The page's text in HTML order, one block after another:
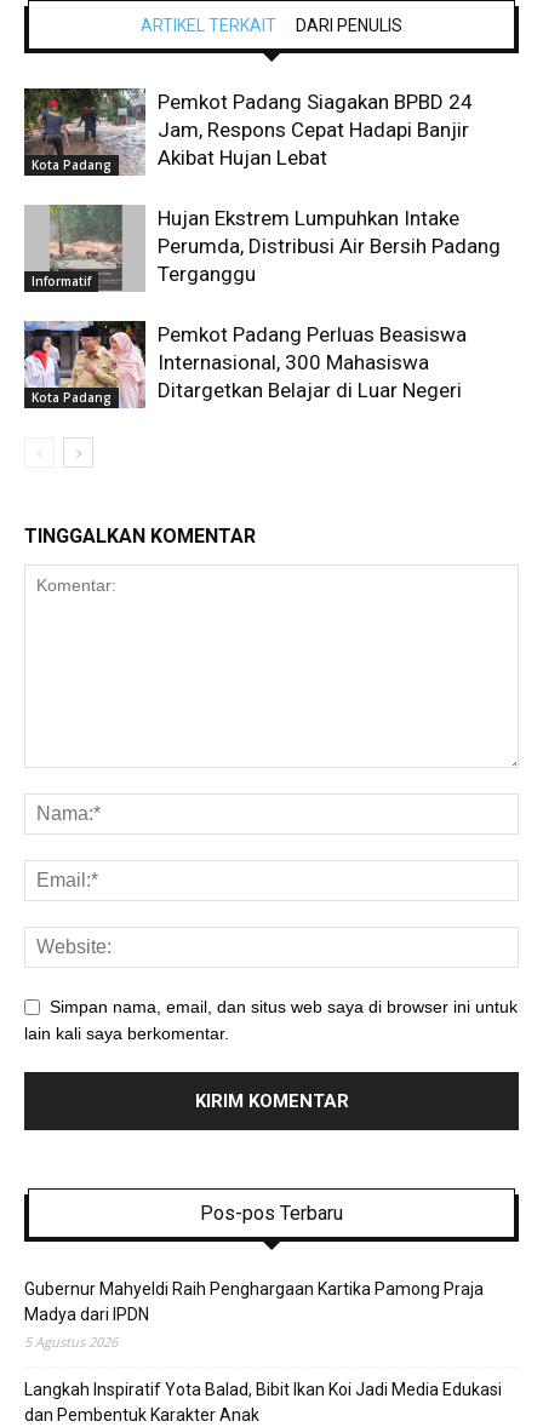
ARTIKEL TERKAIT DARI PENULIS
Kota Padang
Pemkot Padang Siagakan BPBD 24
Jam, Respons Cepat Hadapi Banjir
Akibat Hujan Lebat
Informatif
Hujan Ekstrem Lumpuhkan Intake
Perumda, Distribusi Air Bersih Padang
Terganggu
Kota Padang
Pemkot Padang Perluas Beasiswa
Internasional, 300 Mahasiswa
Ditargetkan Belajar di Luar Negeri
TINGGALKAN KOMENTAR
Simpan nama, email, dan situs web saya di browser ini untuk
lain kali saya berkomentar.
Pos-pos Terbaru
Gubernur Mahyeldi Raih Penghargaan Kartika Pamong Praja
Madya dari IPDN
5 Agustus 2026
Langkah Inspiratif Yota Balad, Bibit Ikan Koi Jadi Media Edukasi
dan Pembentuk Karakter Anak